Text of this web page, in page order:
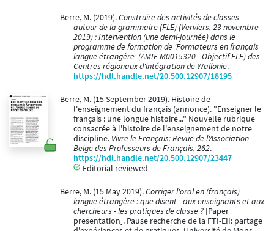
Berre, M. (2019).Construire des activités de classes
autour de la grammaire (FLE) (Verviers, 23 novembre
2019) : Intervention (une demi-journée) dans le
programme de formation de 'Formateurs en français
langue étrangère' (AMIF M0015320 - Objectif FLE) des
Centres régionaux d'intégration de Wallonie.
https://hdl.handle.net/20.500.12907/18195
Berre, M. (15 September 2019). Histoire de
l'enseignement du français (annonce). "Enseigner le
français : une longue histoire..." Nouvelle rubrique
consacrée à l'histoire de l'enseignement de notre
discipline. Vivre le Français: Revue de l'Association
Belge des Professeurs de Français, 262.
https://hdl.handle.net/20.500.12907/23447
Editorial reviewed
Berre, M. (15 May 2019).Corriger l'oral en (français)
langue étrangère : que disent - aux enseignants et aux
chercheurs - les pratiques de classe ? [Paper
presentation]. Pause recherche de la FTI-EII: partage